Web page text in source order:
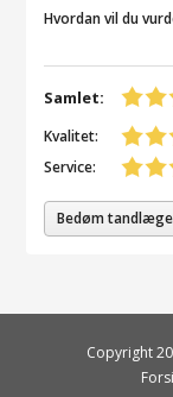
Hvordan vil du
Samlet:
Kvalitet:
Service:
Bedøm
Copyright